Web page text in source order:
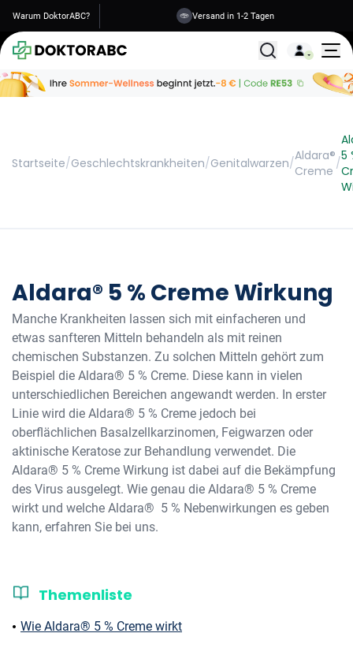
Warum DoktorABC? Versand in 1-2 Tagen
Alle
Startseite/Geschlechtskrankheiten/Genitalwarzen/Aldara®
Creme /5
Aldara® 5 % Creme Wirkung
Manche Krankheiten lassen sich mit einfacheren und
etwas sanfteren Mitteln behandeln als mit reinen
chemischen Substanzen. Zu solchen Mitteln gehört zum
Beispiel die Aldara® 5 % Creme. Diese kann in vielen
unterschiedlichen Bereichen angewandt werden. In erster
Linie wird die Aldara® 5 % Creme jedoch bei
oberflächlichen Basalzellkarzinomen, Feigwarzen oder
aktinische Keratose zur Behandlung verwendet. Die
Aldara® 5 % Creme Wirkung ist dabei auf die Bekämpfung
des Virus ausgelegt. Wie genau die Aldara® 5 % Creme
wirkt und welche Aldara® 5 % Nebenwirkungen es geben
kann, erfahren Sie bei uns.
Themenliste
Wie Aldara® 5 % Creme wirkt